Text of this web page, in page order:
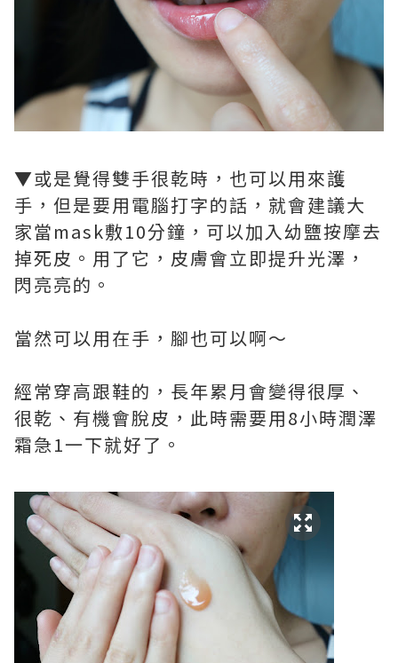
▼或是覺得雙手很乾時，也可以用來護
手，但是要用電腦打字的話，就會建議大
家當mask敷10分鐘，可以加入幼鹽按摩去
掉死皮。用了它，皮膚會立即提升光澤，
閃亮亮的。
當然可以用在手，腳也可以啊～
經常穿高跟鞋的，長年累月會變得很厚、
很乾、有機會脫皮，此時需要用8小時潤澤
霜急1一下就好了。